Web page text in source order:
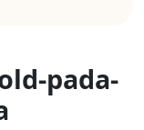
pada-